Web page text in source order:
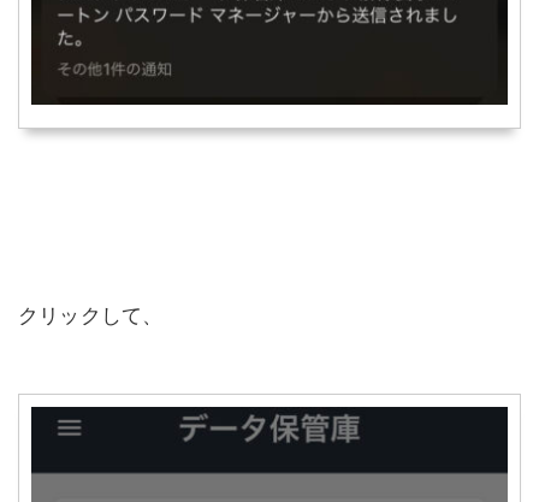
クリックして、